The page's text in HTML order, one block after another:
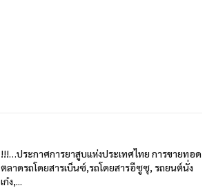
!!!…ประกาศการยาสูบแห่งประเทศไทย การขายทอด
ตลาดรถโดยสารเบ็นซ์,รถโดยสารอีซูซุ, รถยนต์นั่ง
เก๋ง,...